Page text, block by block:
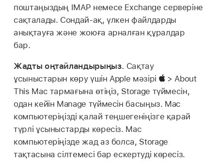
поштаңыздың IMAP немесе Exchange серверіне
сақталады. Сондай-ақ, үлкен файлдарды
анықтауға және жоюға арналған құралдар
бар.
Жадты оңтайландырыңыз. Сақтау
ұсыныстарын көру үшін Apple мәзірі
> About
This Mac тармағына өтіңіз, Storage түймесін,
одан кейін Manage түймесін басыңыз. Mac
компьютеріңізді қалай теңшегеніңізге қарай
түрлі ұсыныстарды көресіз. Mac
компьютеріңізде жад аз болса, Storage
тақтасына сілтемесі бар ескертуді көресіз.